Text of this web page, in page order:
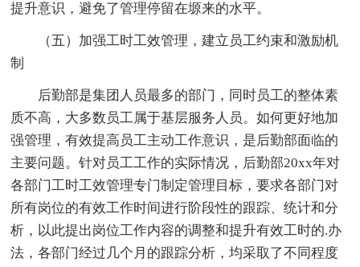
提升意识，避免了管理停留在塬来的水平。
（五）加强工时工效管理，建立员工约束和激励机
制
后勤部是集团人员最多的部门，同时员工的整体素
质不高，大多数员工属于基层服务人员。如何更好地加
强管理，有效提高员工主动工作意识，是后勤部面临的
主要问题。针对员工工作的实际情况，后勤部20xx年对
各部门工时工效管理专门制定管理目标，要求各部门对
所有岗位的有效工作时间进行阶段性的跟踪、统计和分
析，以此提出岗位工作内容的调整和提升有效工时的.办
法，各部门经过几个月的跟踪分析，均采取了不同程度